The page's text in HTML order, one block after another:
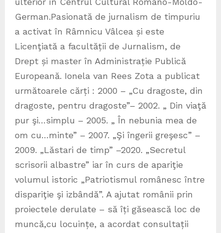
German.Pasionată de jurnalism de timpuriu
a activat în Râmnicu Vâlcea și este
Licenţiată a facultății de Jurnalism, de
Drept și master în Administrație Publică
Europeană. Ionela van Rees Zota a publicat
următoarele cărți : 2000 – „Cu dragoste, din
dragoste, pentru dragoste”– 2002. „ Din viaţă
pur şi…simplu – 2005. „ În nebunia mea de
om cu…minte” – 2007. „Şi îngerii greşesc” –
2009. „Lăstari de timp” –2020. „Secretul
scrisorii albastre” iar în curs de apariţie
volumul istoric „Patriotismul românesc între
dispariţie şi izbândă”. A ajutat românii prin
proiectele derulate – să îți găsească loc de
muncă,cu locuințe, a acordat consultații